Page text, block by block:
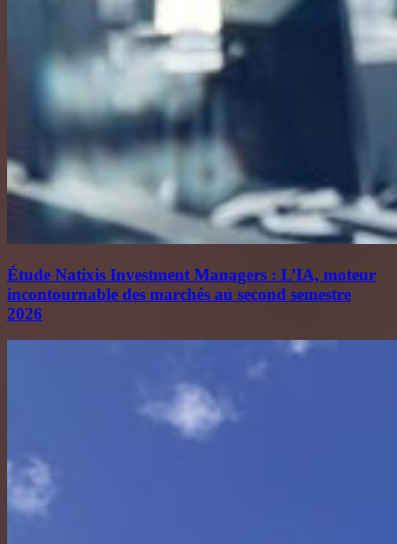
Étude Natixis Investment Managers : L’IA, moteur
incontournable des marchés au second semestre
2026